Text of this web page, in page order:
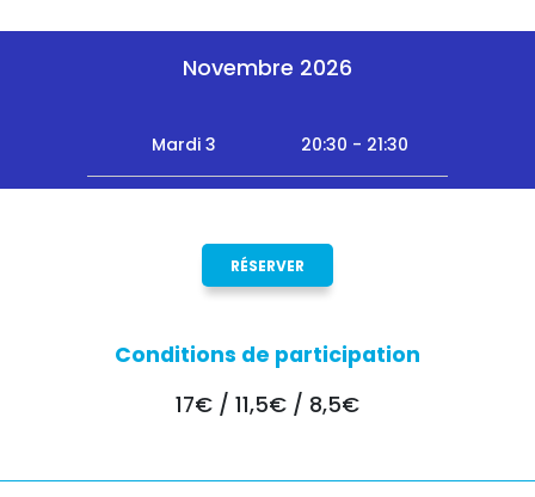
Novembre 2026
Mardi 3 20:30 - 21:30
RÉSERVER
Conditions de participation
17€ / 11,5€ / 8,5€